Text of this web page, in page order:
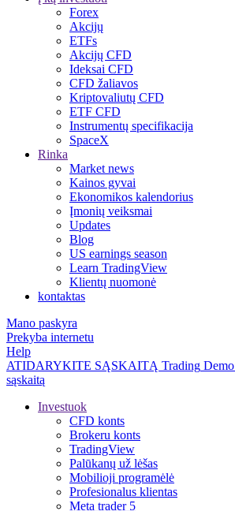
Forex
Akcijų
ETFs
Akcijų CFD
Ideksai CFD
CFD žaliavos
Kriptovaliutų CFD
ETF CFD
Instrumentų specifikacija
SpaceX
Rinka
Market news
Kainos gyvai
Ekonomikos kalendorius
Įmonių veiksmai
Updates
Blog
US earnings season
Learn TradingView
Klientų nuomonė
kontaktas
Mano paskyra
Prekyba internetu
Help
ATIDARYKITE SĄSKAITĄ Trading Demo
sąskaitą
Investuok
CFD konts
Brokeru konts
TradingView
Palūkanų už lėšas
Mobilioji programėlė
Profesionalus klientas
Meta trader 5